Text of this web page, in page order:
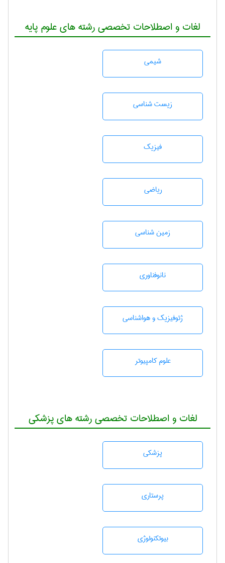
لغات و اصطلاحات تخصصی رشته های علوم پایه
شيمی
زيست شناسی
فیزیک
رياضی
زمين شناسی
نانوفناوری
ژئوفيزيك و هواشناسی
علوم کامپیوتر
لغات و اصطلاحات تخصصی رشته های پزشکی
پزشكی
پرستاری
بيوتكنولوژی